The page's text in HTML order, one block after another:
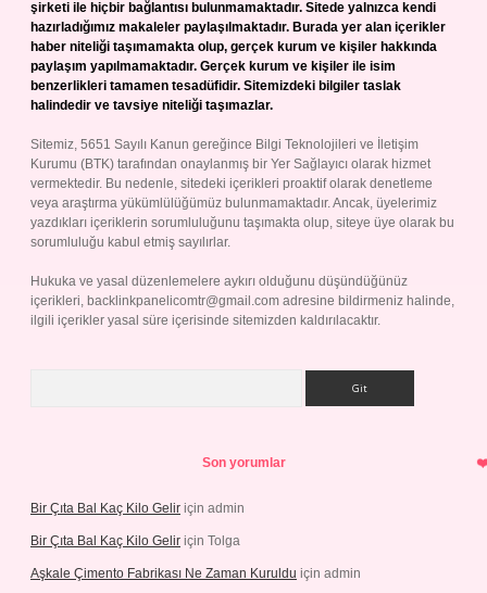
şirketi ile hiçbir bağlantısı bulunmamaktadır. Sitede yalnızca kendi
hazırladığımız makaleler paylaşılmaktadır. Burada yer alan içerikler
haber niteliği taşımamakta olup, gerçek kurum ve kişiler hakkında
paylaşım yapılmamaktadır. Gerçek kurum ve kişiler ile isim
benzerlikleri tamamen tesadüfidir. Sitemizdeki bilgiler taslak
halindedir ve tavsiye niteliği taşımazlar.
Sitemiz, 5651 Sayılı Kanun gereğince Bilgi Teknolojileri ve İletişim
Kurumu (BTK) tarafından onaylanmış bir Yer Sağlayıcı olarak hizmet
vermektedir. Bu nedenle, sitedeki içerikleri proaktif olarak denetleme
veya araştırma yükümlülüğümüz bulunmamaktadır. Ancak, üyelerimiz
yazdıkları içeriklerin sorumluluğunu taşımakta olup, siteye üye olarak bu
sorumluluğu kabul etmiş sayılırlar.
Hukuka ve yasal düzenlemelere aykırı olduğunu düşündüğünüz
içerikleri, backlinkpanelicomtr@gmail.com adresine bildirmeniz halinde,
ilgili içerikler yasal süre içerisinde sitemizden kaldırılacaktır.
Son yorumlar
Bir Çıta Bal Kaç Kilo Gelir için admin
Bir Çıta Bal Kaç Kilo Gelir için Tolga
Aşkale Çimento Fabrikası Ne Zaman Kuruldu için admin